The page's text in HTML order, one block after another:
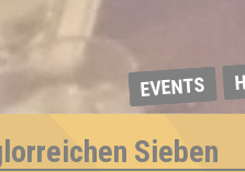
EVENTS
Sieben